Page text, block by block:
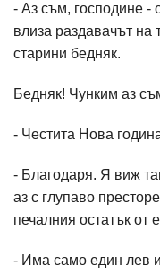
- Аз съм, господине -
влиза раздавачът на
старини бедняк.
Бедняк! Чунким аз
- Честита Нова
- Благодаря. Я виж
аз с глупаво
печалния остатък от
- Има само един лев